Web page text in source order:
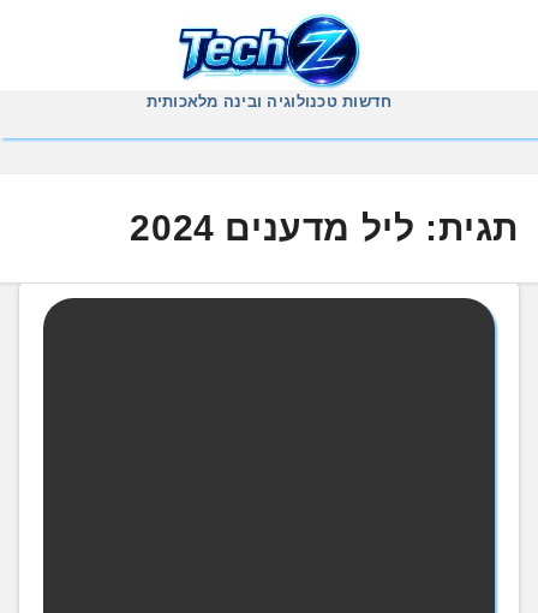
חדשות טכנולוגיה ובינה מלאכותית
תגית: ליל מדענים 2024